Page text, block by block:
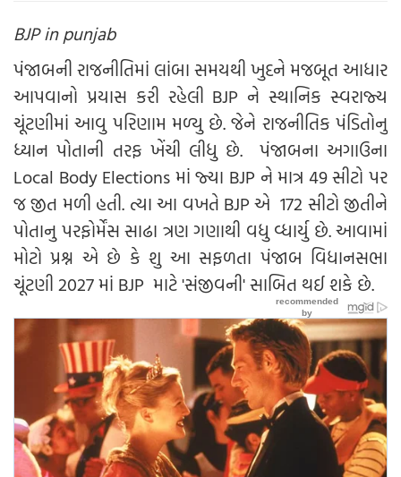
BJP in punjab
પંજાબની રાજનીતિમાં લાંબા સમયથી ખુદને મજબૂત આધાર
આપવાનો પ્રયાસ કરી રહેલી BJP ને સ્થાનિક સ્વરાજ્ય
ચૂંટણીમાં આવુ પરિણામ મળ્યુ છે. જેને રાજનીતિક પંડિતોનુ
ધ્યાન પોતાની તરફ ખેંચી લીધુ છે. પંજાબના અગાઉના
Local Body Elections માં જ્યા BJP ને માત્ર 49 સીટો પર
જ જીત મળી હતી. ત્યા આ વખતે BJP એ 172 સીટો જીતીને
પોતાનુ પરફોર્મેંસ સાઢા ત્રણ ગણાથી વધુ વ્ધાર્યુ છે. આવામાં
મોટો પ્રશ્ન એ છે કે શુ આ સફળતા પંજાબ વિધાનસભા
ચૂંટણી 2027 માં BJP માટે 'સંજીવની' સાબિત થઈ શકે છે.